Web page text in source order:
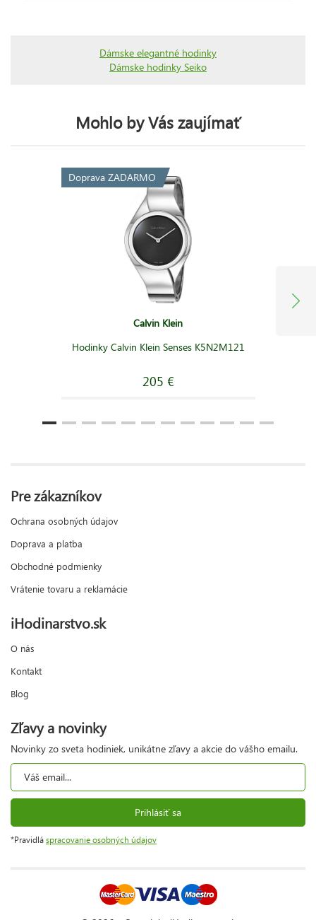
Dámske elegantné hodinky
Dámske hodinky Seiko
Mohlo by Vás zaujímať
Doprava ZADARMO
Calvin Klein
Hodinky Calvin Klein Senses K5N2M121
205 €
Pre zákazníkov
Ochrana osobných údajov
Doprava a platba
Obchodné podmienky
Vrátenie tovaru a reklamácie
iHodinarstvo.sk
O nás
Kontakt
Blog
Zľavy a novinky
Novinky zo sveta hodiniek, unikátne zľavy a akcie do vášho emailu.
Prihlásiť sa
*Pravidlá spracovanie osobných údajov